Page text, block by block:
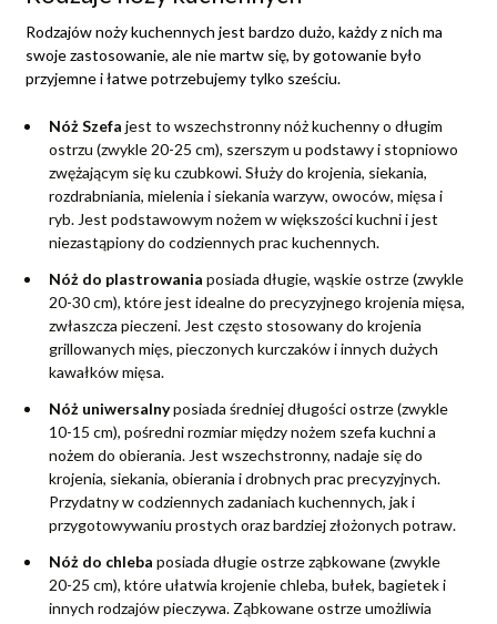
Rodzajów noży kuchennych jest bardzo dużo, każdy z nich ma
swoje zastosowanie, ale nie martw się, by gotowanie było
przyjemne i łatwe potrzebujemy tylko sześciu.
Nóż Szefa jest to wszechstronny nóż kuchenny o długim
ostrzu (zwykle 20-25 cm), szerszym u podstawy i stopniowo
zwężającym się ku czubkowi. Służy do krojenia, siekania,
rozdrabniania, mielenia i siekania warzyw, owoców, mięsa i
ryb. Jest podstawowym nożem w większości kuchni i jest
niezastąpiony do codziennych prac kuchennych.
Nóż do plastrowania posiada długie, wąskie ostrze (zwykle
20-30 cm), które jest idealne do precyzyjnego krojenia mięsa,
zwłaszcza pieczeni. Jest często stosowany do krojenia
grillowanych mięs, pieczonych kurczaków i innych dużych
kawałków mięsa.
Nóż uniwersalnyposiada średniej długości ostrze (zwykle
10-15 cm), pośredni rozmiar między nożem szefa kuchni a
nożem do obierania. Jest wszechstronny, nadaje się do
krojenia, siekania, obierania i drobnych prac precyzyjnych.
Przydatny w codziennych zadaniach kuchennych, jak i
przygotowywaniu prostych oraz bardziej złożonych potraw.
Nóż do chleba posiada długie ostrze ząbkowane (zwykle
20-25 cm), które ułatwia krojenie chleba, bułek, bagietek i
innych rodzajów pieczywa. Ząbkowane ostrze umożliwia